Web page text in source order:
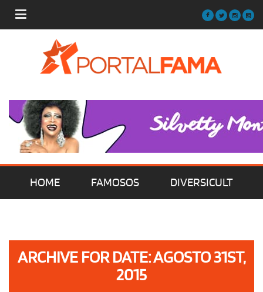
HOME FAMOSOS DIVERSICULT
ARCHIVE FOR DATE: AGOSTO 31ST,
2015